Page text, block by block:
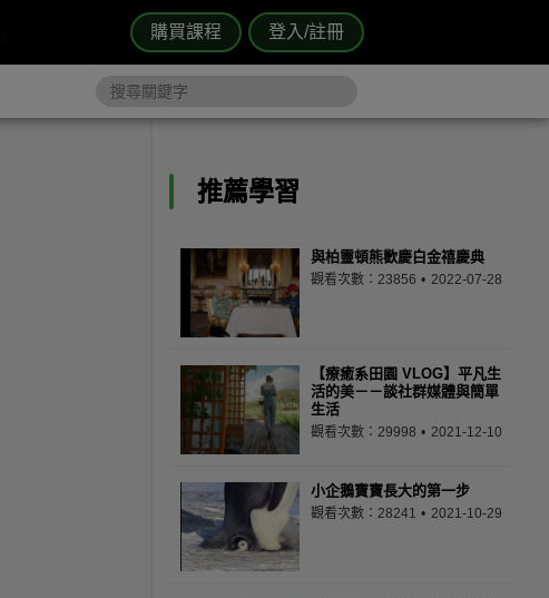
購買課程 登入/註冊
推薦學習
與柏靈頓熊歡慶白金禧慶典
觀看次數：23856 2022-07-28
【療癒系田園 VLOG】平凡生
活的美－－談社群媒體與簡單
生活
觀看次數：29998 2021-12-10
小企鵝寶寶長大的第一步
觀看次數：28241 2021-10-29